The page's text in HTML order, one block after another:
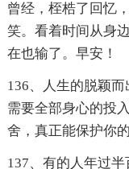
曾经，桎梏了回忆
笑。看着时间从身
在也输了。早安！
136、人生的脱颖
需要全部身心的投
舍，真正能保护你
137、有的人年过